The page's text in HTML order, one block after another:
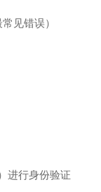
见错误）
进行身份验证